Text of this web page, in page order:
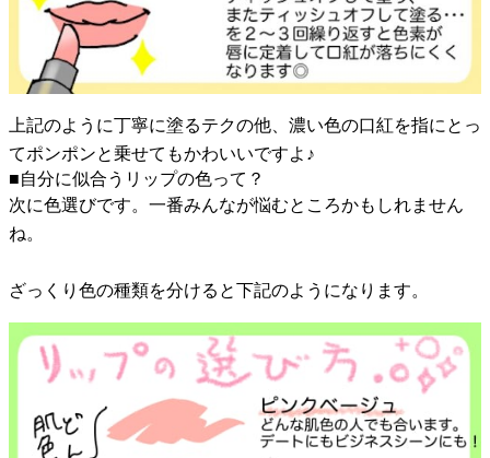
上記のように丁寧に塗るテクの他、濃い色の口紅を指にとっ
てポンポンと乗せてもかわいいですよ♪
■自分に似合うリップの色って？
次に色選びです。一番みんなが悩むところかもしれません
ね。
ざっくり色の種類を分けると下記のようになります。